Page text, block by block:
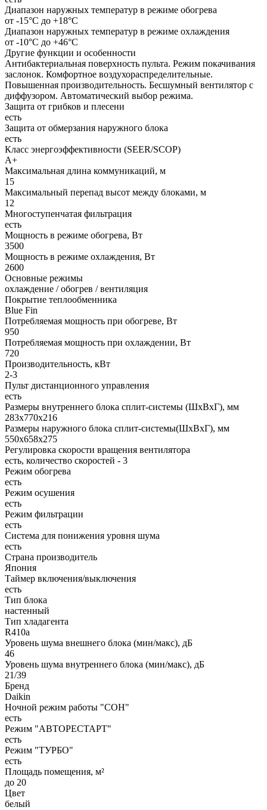
Диапазон наружных температур в режиме обогрева
от -15°С до +18°С
Диапазон наружных температур в режиме охлаждения
от -10°С до +46°С
Другие функции и особенности
Антибактериальная поверхность пульта. Режим покачивания
заслонок. Комфортное воздухораспределительные.
Повышенная производительность. Бесшумный вентилятор с
диффузором. Автоматический выбор режима.
Защита от грибков и плесени
есть
Защита от обмерзания наружного блока
есть
Класс энергоэффективности (SEER/SCOP)
А+
Максимальная длина коммуникаций, м
15
Максимальный перепад высот между блоками, м
12
Многоступенчатая фильтрация
есть
Мощность в режиме обогрева, Вт
3500
Мощность в режиме охлаждения, Вт
2600
Основные режимы
охлаждение / обогрев / вентиляция
Покрытие теплообменника
Blue Fin
Потребляемая мощность при обогреве, Вт
950
Потребляемая мощность при охлаждении, Вт
720
Производительность, кВт
2-3
Пульт дистанционного управления
есть
Размеры внутреннего блока сплит-системы (ШxВxГ), мм
283x770x216
Размеры наружного блока сплит-системы(ШxВxГ), мм
550x658x275
Регулировка скорости вращения вентилятора
есть, количество скоростей - 3
Режим обогрева
есть
Режим осушения
есть
Режим фильтрации
есть
Система для понижения уровня шума
есть
Страна производитель
Япония
Таймер включения/выключения
есть
Тип блока
настенный
Тип хладагента
R410a
Уровень шума внешнего блока (мин/макс), дБ
46
Уровень шума внутреннего блока (мин/макс), дБ
21/39
Бренд
Daikin
Ночной режим работы "СОН"
есть
Режим "АВТОРЕСТАРТ"
есть
Режим "ТУРБО"
есть
Площадь помещения, м²
до 20
Цвет
белый